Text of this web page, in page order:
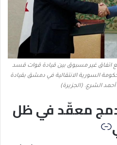
اتفاق غير مسبوق بين قيادة قوات قسد
السورية الانتقالية في دمشق بقيادة
الشرع. (الجزيرة)
معقّد في ظل